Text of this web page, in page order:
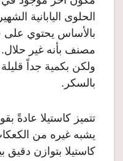
الحلوى اليابانية
بالأساس يحتوي على
مصنف بأنه غير حلال.
ولكن بكمية جداً
بالسكر.
تتميز كاستيلا عادةً
يشبه غيره من
كاستيلا بتوازن دقيق